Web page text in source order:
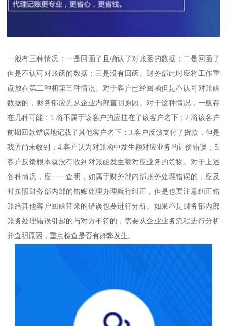
一般有三种情况：一是回函了且确认了对账函的数据；二是回函了
但是不认可对账函的数据；三是没有回函。财务部此时应将工作重
点放在第二种和第三种情况。对于客户已经回函但是不认可对账函
数据的，财务部应先从企业内部查明原因。对于这种情况，一般存
在几种可能：1.将不属于该客户的应挂在了该客户名下；2.将该客户
前期回款错误地记载了其他客户名下；3.客户反馈支付了货款，但是
我方尚未收到；4.客户认为对账函中发生额对应业务的计价错误；5.
客户反馈根本就没有收到对账函发生额对应业务的货物。对于上述
各种情况，应一一查明，如属于财务部内部账务处理错误的，应及
时按照财务部内部的错账处理办理就行纠正，但是也要注意纠正错
账给其他客户回函带来的错误也要进行分析。如果不是财务部内部
账务处理错误引起的与对方不符的，需要从企业业务流程进行分析
并查明原因，重点检查是否有舞弊发生。